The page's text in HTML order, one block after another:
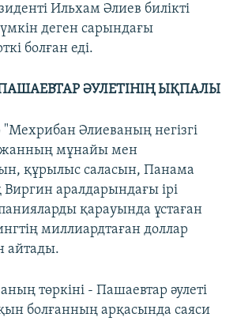
Ильхам Әлиев билікті
деген сарындағы
болған еді.
ӘУЛЕТІНІҢ ЫҚПАЛЫ
Әлиеваның негізгі
мұнайы мен
құрылыс саласын, Панама
аралдарындағы ірі
қарауында ұстаған
миллиардтаған доллар
айтады.
төркіні - Пашаевтар әулеті
болғанның арқасында саяси